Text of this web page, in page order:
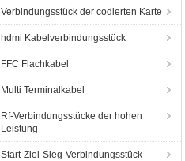
Verbindungsstück der codierten Karte
hdmi Kabelverbindungsstück
FFC Flachkabel
Multi Terminalkabel
Rf-Verbindungsstücke der hohen
Leistung
Start-Ziel-Sieg-Verbindungsstück